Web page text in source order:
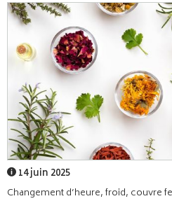
14 juin 2025
Changement d’heure, froid, couvre